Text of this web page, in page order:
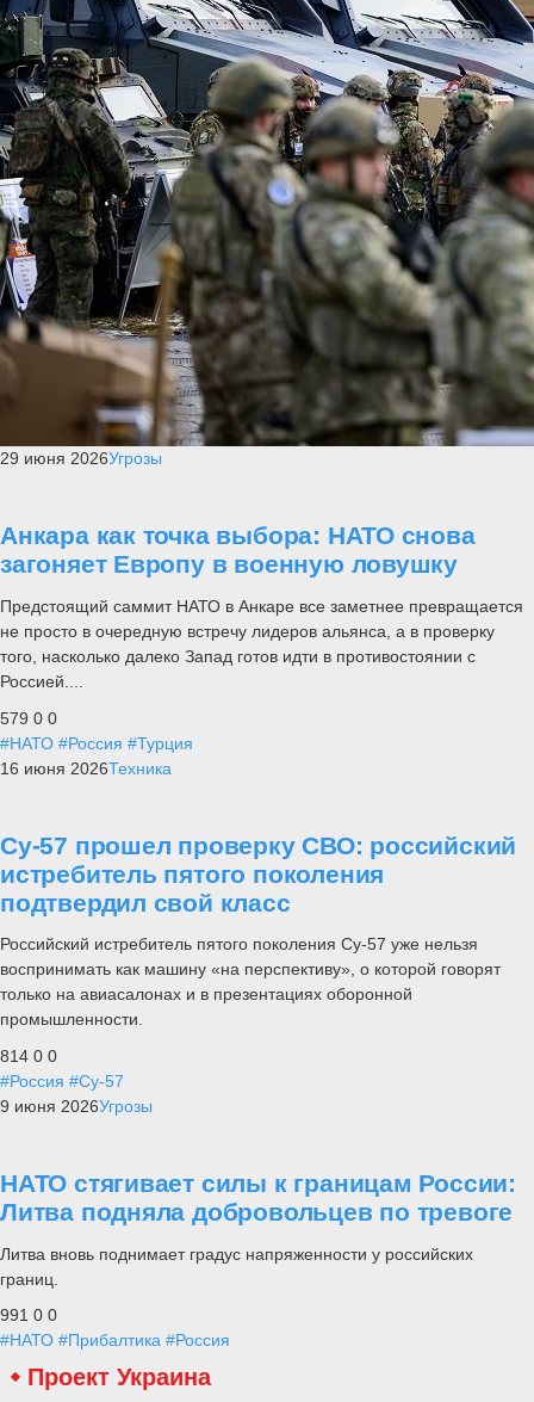
29 июня 2026Угрозы
Анкара как точка выбора: НАТО снова
загоняет Европу в военную ловушку
Предстоящий саммит НАТО в Анкаре все заметнее превращается
не просто в очередную встречу лидеров альянса, а в проверку
того, насколько далеко Запад готов идти в противостоянии с
Россией....
579 0 0
#НАТО #Россия #Турция
16 июня 2026Техника
Су-57 прошел проверку СВО: российский
истребитель пятого поколения
подтвердил свой класс
Российский истребитель пятого поколения Су-57 уже нельзя
воспринимать как машину «на перспективу», о которой говорят
только на авиасалонах и в презентациях оборонной
промышленности.
814 0 0
#Россия #Су-57
9 июня 2026Угрозы
НАТО стягивает силы к границам России:
Литва подняла добровольцев по тревоге
Литва вновь поднимает градус напряженности у российских
границ.
991 0 0
#НАТО #Прибалтика #Россия
Проект Украина